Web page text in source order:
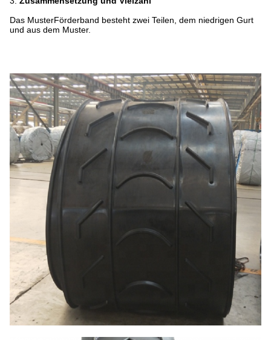
Das MusterFörderband besteht zwei Teilen, dem niedrigen Gurt
und aus dem Muster.